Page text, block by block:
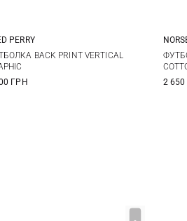
S M L
PERRY
BACK PRINT VERTICAL
ГРН
S
2